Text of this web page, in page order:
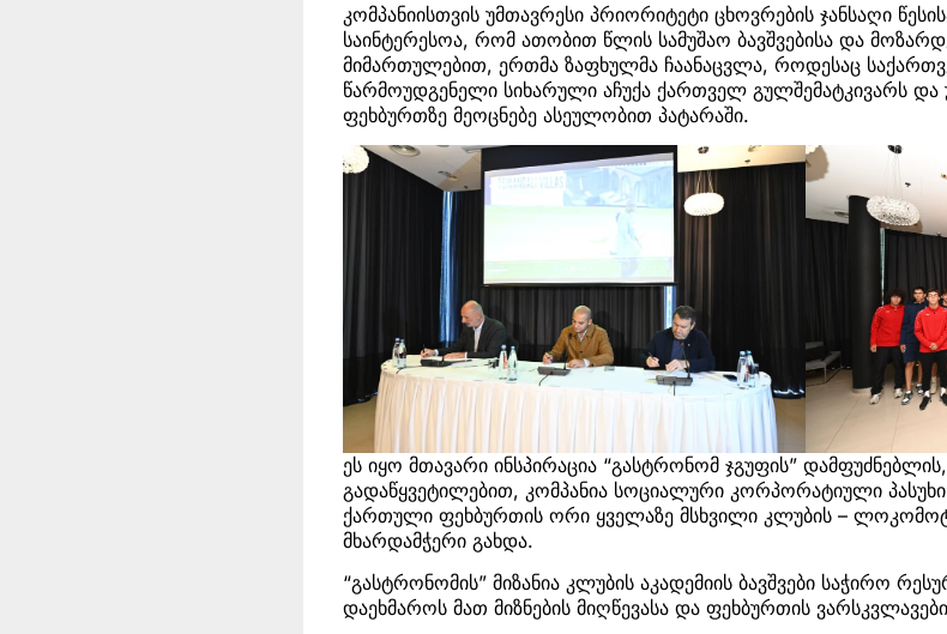
კომპანიისთვის უმთავრესი პრიორიტეტი ცხოვრების ჯანსაღი
საინტერესოა, რომ ათობით წლის სამუშაო ბავშვებისა და
მიმართულებით, ერთმა ზაფხულმა ჩაანაცვლა, როდესაც
წარმოუდგენელი სიხარული აჩუქა ქართველ გულშემატკივარს და
ფეხბურთზე მეოცნებე ასეულობით პატარაში.
ეს იყო მთავარი ინსპირაცია “გასტრონომ ჯგუფის”
გადაწყვეტილებით, კომპანია სოციალური კორპორატიული
ქართული ფეხბურთის ორი ყველაზე მსხვილი კლუბის –
მხარდამჭერი გახდა.
“გასტრონომის” მიზანია კლუბის აკადემიის ბავშვები საჭირო
დაეხმაროს მათ მიზნების მიღწევასა და ფეხბურთის